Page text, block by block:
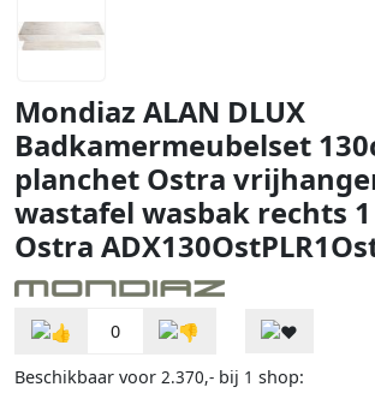
Mondiaz ALAN DLUX
Badkamermeubelset
planchet Ostra
wastafel wasbak rechts
Ostra
0
Beschikbaar voor 2.370,- bij 1 shop: